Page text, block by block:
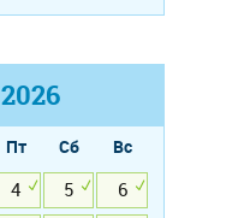
2026
Пт Сб
Вс
4 5
6